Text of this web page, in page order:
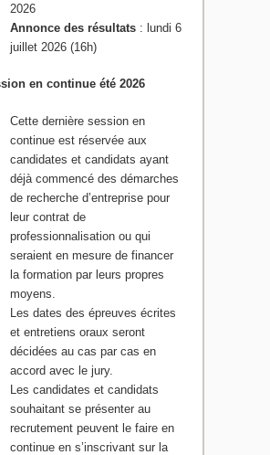
2026
Annonce des résultats: lundi 6
juillet 2026 (16h)
en continue été 2026
Cette dernière session en
continue est réservée aux
candidates et candidats ayant
déjà commencé des démarches
de recherche d’entreprise pour
leur contrat de
professionnalisation ou qui
seraient en mesure de financer
la formation par leurs propres
moyens.
Les dates des épreuves écrites
et entretiens oraux seront
décidées au cas par cas en
accord avec le jury.
Les candidates et candidats
souhaitant se présenter au
recrutement peuvent le faire en
continue en s’inscrivant sur la